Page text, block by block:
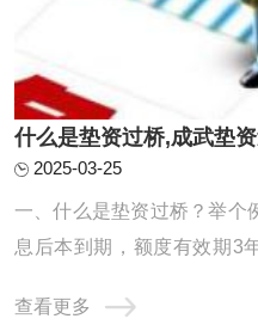
什么是垫资过桥,成武垫
2025-03-25
一、什么是垫资过桥？举个
息后本到期，额度有效期3
了20万，把30万还掉，第二
查看更多